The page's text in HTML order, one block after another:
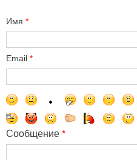
Имя *
Email *
Сообщение *